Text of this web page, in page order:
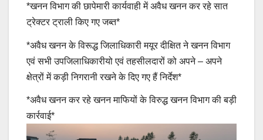
*खनन विभाग की छापेमारी कार्यवाही में अवैध खनन कर रहे सात
ट्रेक्टर ट्राली किए गए जब्त*
*अवैध खनन के विरूद्ध जिलाधिकारी मयूर दीक्षित ने खनन विभाग
एवं सभी उपजिलाधिकारीयो एवं तहसीलदारों को अपने – अपने
क्षेत्रों में कड़ी निगरानी रखने के दिए गए हैं निर्देश*
*अवैध खनन कर रहे खनन माफियों के विरुद्ध खनन विभाग की बड़ी
कार्रवाई*